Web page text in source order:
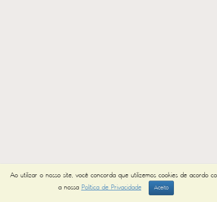
Ao utilizar o nosso site, você concorda que utilizemos cookies de acordo
a nossa Política de Privacidade Aceito